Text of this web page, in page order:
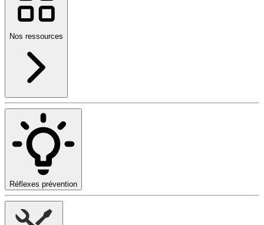
Nos ressources
Réflexes prévention